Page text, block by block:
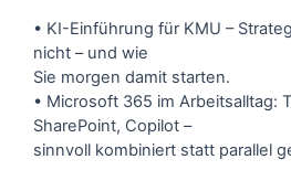
• KI-Einführung für KMU –
nicht – und wie
Sie morgen damit starten.
• Microsoft 365 im Arbeitsalltag:
SharePoint, Copilot –
sinnvoll kombiniert statt parallel